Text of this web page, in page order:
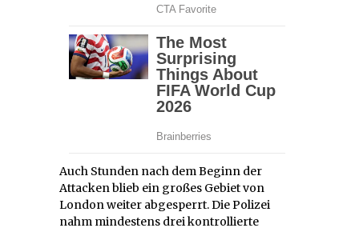
Auch Stunden nach dem Beginn der
Attacken blieb ein großes Gebiet von
London weiter abgesperrt. Die Polizei
nahm mindestens drei kontrollierte